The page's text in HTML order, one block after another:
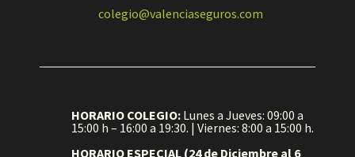
colegio@valenciaseguros.com
HORARIO COLEGIO: Lunes a Jueves: 09:00 a
15:00 h – 16:00 a 19:30. | Viernes: 8:00 a 15:00 h.
HORARIO ESPECIAL (24 de Diciembre al 6